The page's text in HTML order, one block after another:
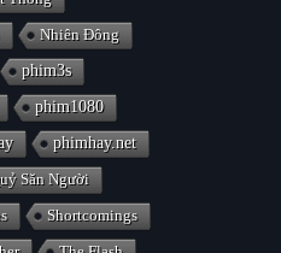
Nhiên Đông
phim3s
phim1080
phimhay.net
Săn Người
Shortcomings